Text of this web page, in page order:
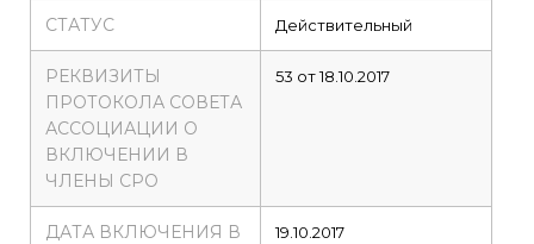
СТАТУС Действительный
РЕКВИЗИТЫ
ПРОТОКОЛА СОВЕТА
АССОЦИАЦИИ О
ВКЛЮЧЕНИИ В
ЧЛЕНЫ СРО
53 от 18.10.2017
ДАТА ВКЛЮЧЕНИЯ В
19.10.2017